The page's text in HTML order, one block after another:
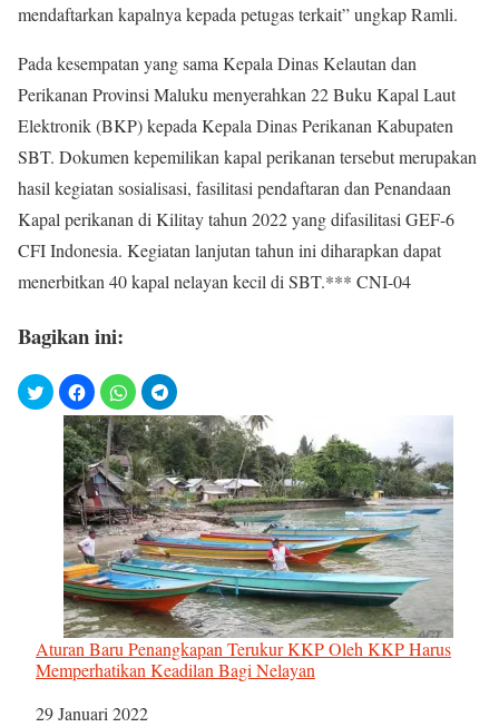
mendaftarkan kapalnya kepada petugas terkait” ungkap Ramli.
Pada kesempatan yang sama Kepala Dinas Kelautan dan
Perikanan Provinsi Maluku menyerahkan 22 Buku Kapal Laut
Elektronik (BKP) kepada Kepala Dinas Perikanan Kabupaten
SBT. Dokumen kepemilikan kapal perikanan tersebut merupakan
hasil kegiatan sosialisasi, fasilitasi pendaftaran dan Penandaan
Kapal perikanan di Kilitay tahun 2022 yang difasilitasi GEF-6
CFI Indonesia. Kegiatan lanjutan tahun ini diharapkan dapat
menerbitkan 40 kapal nelayan kecil di SBT.*** CNI-04
Bagikan ini:
Aturan Baru Penangkapan Terukur KKP Oleh KKP Harus
Memperhatikan Keadilan Bagi Nelayan
Tanggal
29 Januari 2022